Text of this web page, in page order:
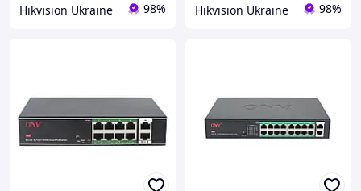
Hikvision Ukraine 98% Hikvision Ukraine 98%